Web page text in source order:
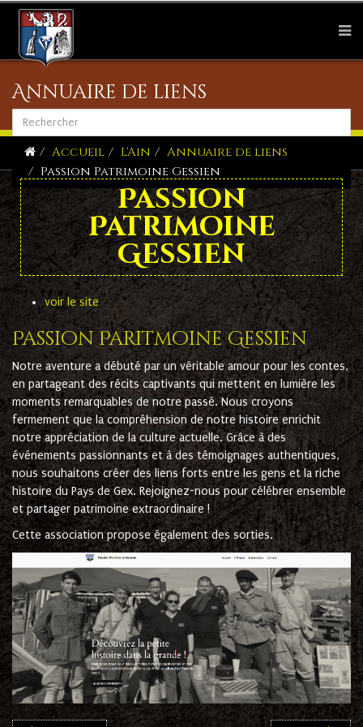
Annuaire de liens
Accueil L'Ain
Annuaire de liens
Passion Patrimoine Gessien
Passion
Patrimoine
Gessien
voir le site
Passion Paritmoine Gessien
Notre aventure a débuté par un véritable amour pour les contes,
en partageant des récits captivants qui mettent en lumière les
moments remarquables de notre passé. Nous croyons
fermement que la compréhension de notre histoire enrichit
notre appréciation de la culture actuelle. Grâce à des
événements passionnants et à des témoignages authentiques,
nous souhaitons créer des liens forts entre les gens et la riche
histoire du Pays de Gex. Rejoignez-nous pour célébrer ensemble
et partager patrimoine extraordinaire !
Cette association propose également des sorties.